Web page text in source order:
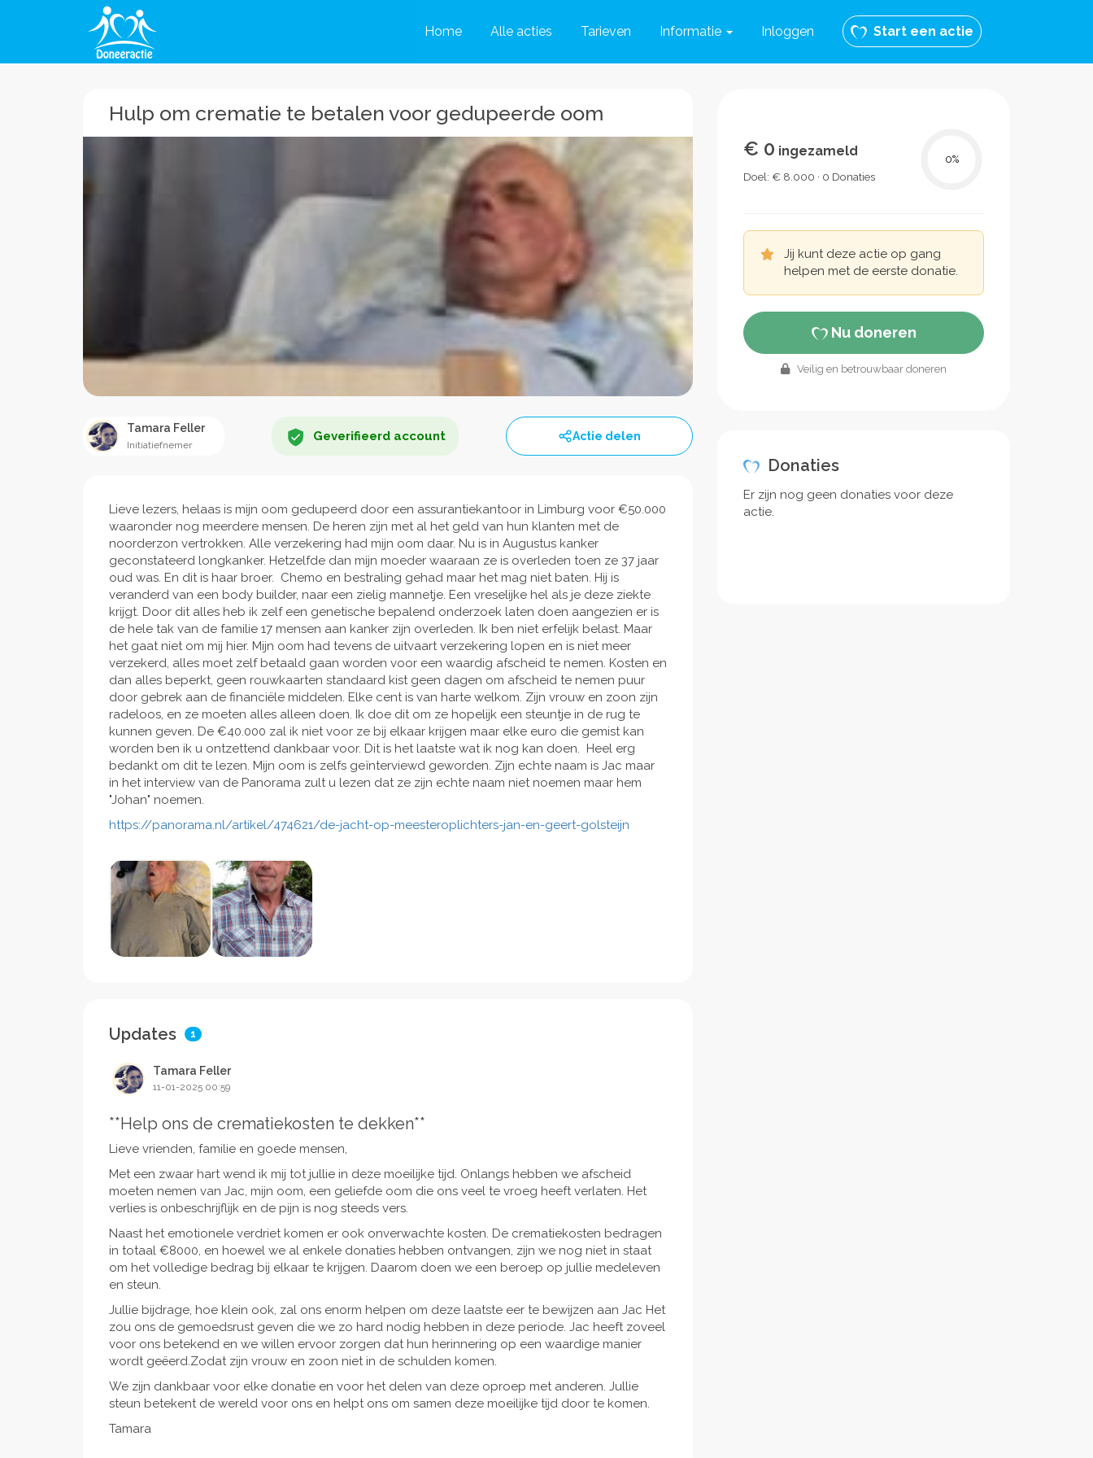
Home Alle acties Tarieven Informatie Inloggen Start een actie
Hulp om crematie te betalen voor gedupeerde oom
Tamara Feller
Initiatiefnemer
Geverifieerd account Actie delen
Lieve lezers, helaas is mijn oom gedupeerd door een assurantiekantoor in Limburg voor €50.000
waaronder nog meerdere mensen. De heren zijn met al het geld van hun klanten met de
noorderzon vertrokken. Alle verzekering had mijn oom daar. Nu is in Augustus kanker
geconstateerd longkanker. Hetzelfde dan mijn moeder waaraan ze is overleden toen ze 37 jaar
oud was. En dit is haar broer. Chemo en bestraling gehad maar het mag niet baten. Hij is
veranderd van een body builder, naar een zielig mannetje. Een vreselijke hel als je deze ziekte
krijgt. Door dit alles heb ik zelf een genetische bepalend onderzoek laten doen aangezien er is
de hele tak van de familie 17 mensen aan kanker zijn overleden. Ik ben niet erfelijk belast. Maar
het gaat niet om mij hier. Mijn oom had tevens de uitvaart verzekering lopen en is niet meer
verzekerd, alles moet zelf betaald gaan worden voor een waardig afscheid te nemen. Kosten en
dan alles beperkt, geen rouwkaarten standaard kist geen dagen om afscheid te nemen puur
door gebrek aan de financiële middelen. Elke cent is van harte welkom. Zijn vrouw en zoon zijn
radeloos, en ze moeten alles alleen doen. Ik doe dit om ze hopelijk een steuntje in de rug te
kunnen geven. De €40.000 zal ik niet voor ze bij elkaar krijgen maar elke euro die gemist kan
worden ben ik u ontzettend dankbaar voor. Dit is het laatste wat ik nog kan doen. Heel erg
bedankt om dit te lezen. Mijn oom is zelfs geïnterviewd geworden. Zijn echte naam is Jac maar
in het interview van de Panorama zult u lezen dat ze zijn echte naam niet noemen maar hem
"Johan" noemen.
https://panorama.nl/artikel/474621/de-jacht-op-meesteroplichters-jan-en-geert-golsteijn
Updates 1
Tamara Feller
11-01-2025 00:59
**Help ons de crematiekosten te dekken**
Lieve vrienden, familie en goede mensen,
Met een zwaar hart wend ik mij tot jullie in deze moeilijke tijd. Onlangs hebben we afscheid
moeten nemen van Jac, mijn oom, een geliefde oom die ons veel te vroeg heeft verlaten. Het
verlies is onbeschrijflijk en de pijn is nog steeds vers.
Naast het emotionele verdriet komen er ook onverwachte kosten. De crematiekosten bedragen
in totaal €8000, en hoewel we al enkele donaties hebben ontvangen, zijn we nog niet in staat
om het volledige bedrag bij elkaar te krijgen. Daarom doen we een beroep op jullie medeleven
en steun.
Jullie bijdrage, hoe klein ook, zal ons enorm helpen om deze laatste eer te bewijzen aan Jac Het
zou ons de gemoedsrust geven die we zo hard nodig hebben in deze periode. Jac heeft zoveel
voor ons betekend en we willen ervoor zorgen dat hun herinnering op een waardige manier
wordt geëerd.Zodat zijn vrouw en zoon niet in de schulden komen.
We zijn dankbaar voor elke donatie en voor het delen van deze oproep met anderen. Jullie
steun betekent de wereld voor ons en helpt ons om samen deze moeilijke tijd door te komen.
Tamara
€ 0 ingezameld
Doel: € 8.000 · 0 Donaties
0%
Jij kunt deze actie op gang
helpen met de eerste donatie.
Nu doneren
Veilig en betrouwbaar doneren
Donaties
Er zijn nog geen donaties voor deze
actie.